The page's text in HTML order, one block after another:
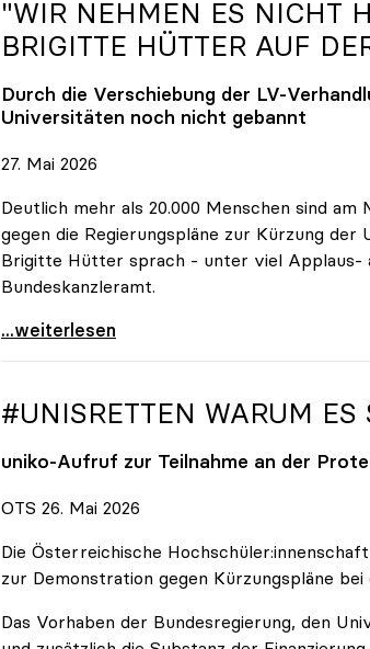
"WIR NEHMEN ES NICHT
BRIGITTE HÜTTER AUF
Durch die Verschiebung der LV-
Universitäten noch nicht gebannt
27. Mai 2026
Deutlich mehr als 20.000 Menschen sind
gegen die Regierungspläne zur Kürzung
Brigitte Hütter sprach - unter viel Applaus-
Bundeskanzleramt.
\"Wir nehmen es nicht hin\": Rede von
...weiterlesen
#UNISRETTEN WARUM
uniko-Aufruf zur Teilnahme an der
OTS 26. Mai 2026
Die Österreichische
zur Demonstration gegen Kürzungspläne
Das Vorhaben der Bundesregierung, den